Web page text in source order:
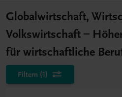
Globalwirtschaft,
Volkswirtschaft –
für wirtschaftliche
Filtern (1)